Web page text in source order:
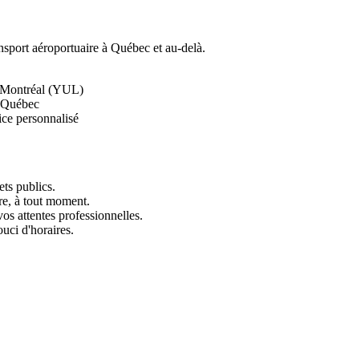
aéroportuaire à Québec et au-delà.
Montréal (YUL)
personnalisé
publics.
à tout moment.
attentes professionnelles.
d'horaires.